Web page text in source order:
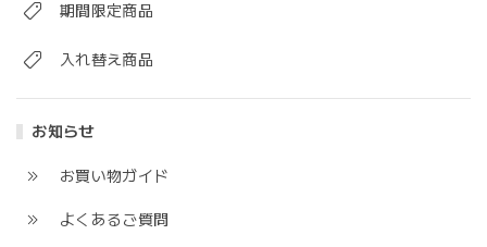
期間限定商品
入れ替え商品
お知らせ
お買い物ガイド
よくあるご質問